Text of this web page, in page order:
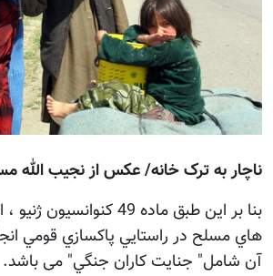
ناچار به ترک خانه/ عکس از نجيب الله
بنا بر اين طبق ماده 49
هاي مسلح در راستايي پاكسازي قومي
آن شامل" جنايت كاران جنگي" می باشد.